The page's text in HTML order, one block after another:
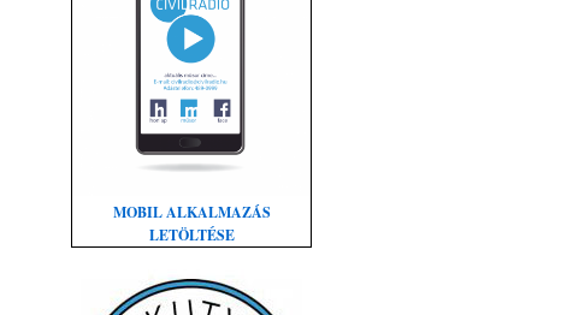
MOBIL ALKALMAZÁS
LETÖLTÉSE